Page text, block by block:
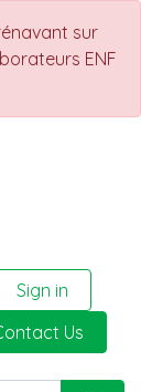
sur
ENF
Sign in
Us